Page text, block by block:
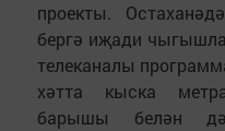
проекты.
бергә иҗади
телеканалы
хәтта кыска
барышы белән